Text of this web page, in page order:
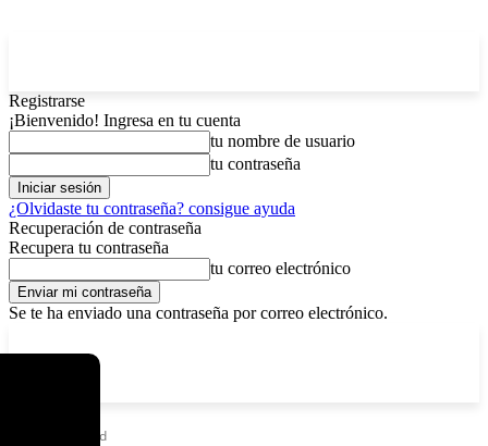
Registrarse
¡Bienvenido! Ingresa en tu cuenta
tu nombre de usuario
tu contraseña
¿Olvidaste tu contraseña? consigue ayuda
Recuperación de contraseña
Recupera tu contraseña
tu correo electrónico
Se te ha enviado una contraseña por correo electrónico.
Sociedad